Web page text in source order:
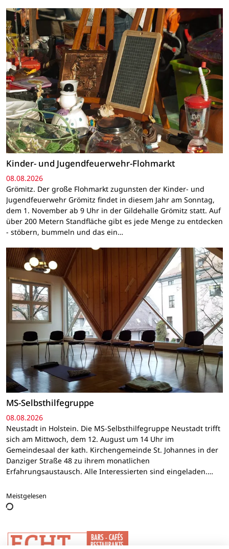
Kinder- und Jugendfeuerwehr-Flohmarkt
08.08.2026
Grömitz. Der große Flohmarkt zugunsten der Kinder- und
Jugendfeuerwehr Grömitz findet in diesem Jahr am Sonntag,
dem 1. November ab 9 Uhr in der Gildehalle Grömitz statt. Auf
über 200 Metern Standfläche gibt es jede Menge zu entdecken
- stöbern, bummeln und das ein…
MS-Selbsthilfegruppe
08.08.2026
Neustadt in Holstein. Die MS-Selbsthilfegruppe Neustadt trifft
sich am Mittwoch, dem 12. August um 14 Uhr im
Gemeindesaal der kath. Kirchengemeinde St. Johannes in der
Danziger Straße 48 zu ihrem monatlichen
Erfahrungsaustausch. Alle Interessierten sind eingeladen.…
Meistgelesen